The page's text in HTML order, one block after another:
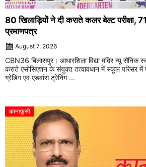
80 खिलाड़ियों ने दी कराते कलर बेल्ट परीक्षा,
प्रमाणपत्र
August 7, 2026
CBN36 बिलासपुर। आधारशिला विद्या मंदिर न्यू सैनिक
कराते एसोसिएशन के संयुक्त तत्वावधान में स्कूल परिसर
ग्रेडिंग एवं एडवांस ट्रेनिंग ...
कानाफूसी